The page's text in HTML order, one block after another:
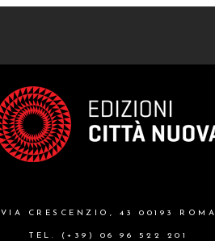
VIA CRESCENZIO, 43 00193 ROMA
TEL. (+39) 06 96 522 201